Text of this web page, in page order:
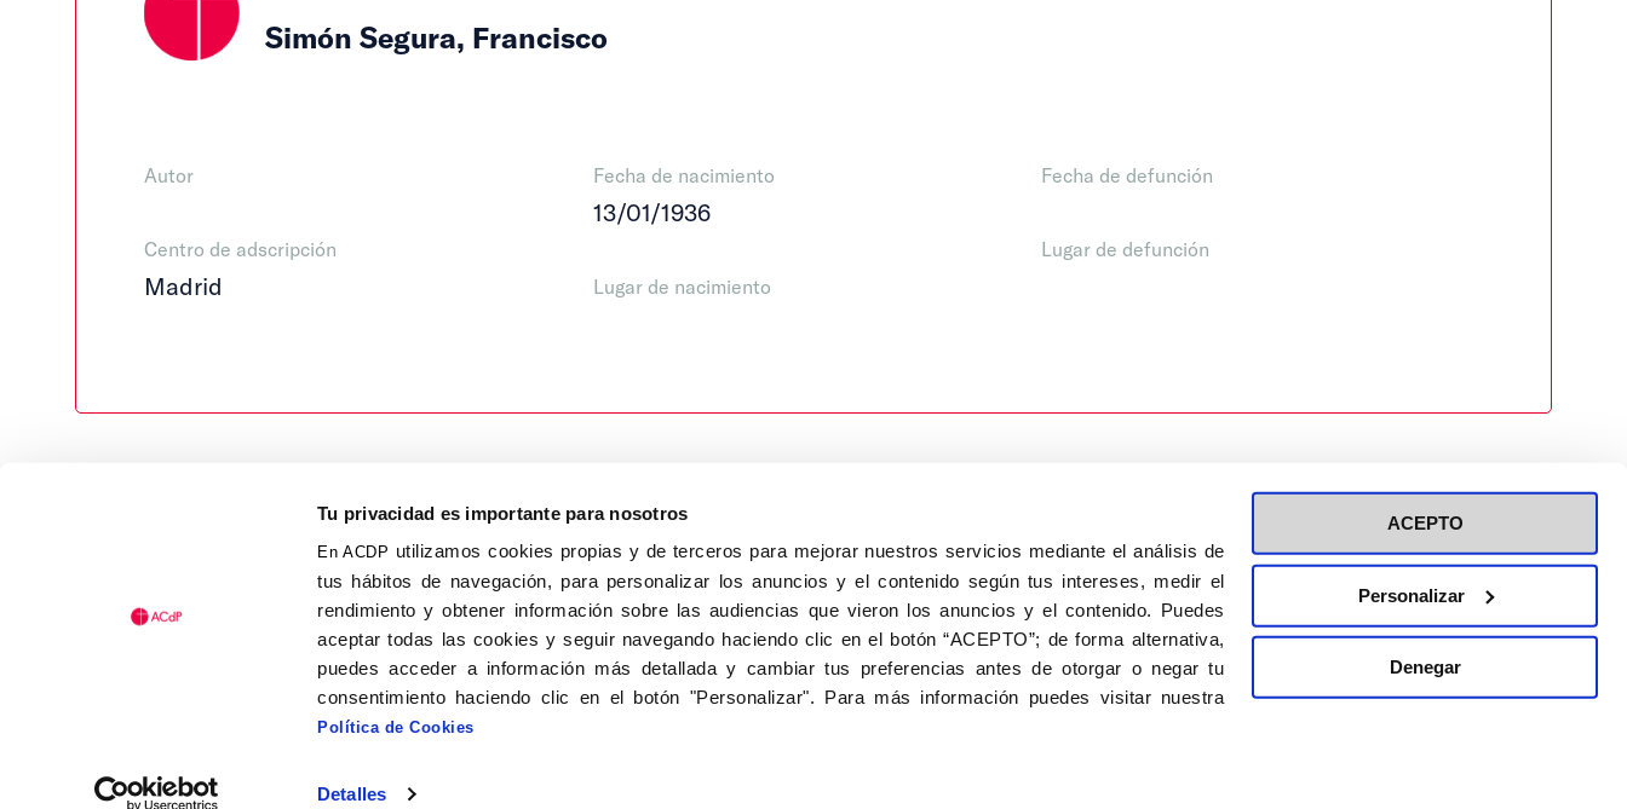
Tu privacidad es importante para nosotros
En ACDP utilizamos cookies propias y de terceros para mejorar nuestros servicios mediante el análisis de
tus hábitos de navegación, para personalizar los anuncios y el contenido según tus intereses, medir el
rendimiento y obtener información sobre las audiencias que vieron los anuncios y el contenido. Puedes
aceptar todas las cookies y seguir navegando haciendo clic en el botón “ACEPTO”; de forma alternativa,
puedes acceder a información más detallada y cambiar tus preferencias antes de otorgar o negar tu
consentimiento haciendo clic en el botón "Personalizar". Para más información puedes visitar nuestra
Política de Cookies
Detalles
ACEPTO
Personalizar
Denegar
Simón Segura, Francisco
Autor
Centro de adscripción
Madrid
Fecha de nacimiento
13/01/1936
Lugar de nacimiento
Fecha de defunción
Lugar de defunción
Calle Isaac Peral, 58 C.P.: 28040, Madrid
Tel (+34) 91 456 63 27
Fax: (+34) 91 535 19 98
acdp@acdp.es
Aviso Legal Inscripción a eventos
Política de privacidad de RRSS
Política de cookies